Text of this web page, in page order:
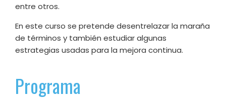
entre otros.
En este curso se pretende desentrelazar la maraña
de términos y también estudiar algunas
estrategias usadas para la mejora continua.
Programa